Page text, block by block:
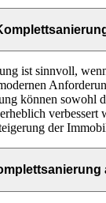
ist sinnvoll,
können sowohl
verbessert
der